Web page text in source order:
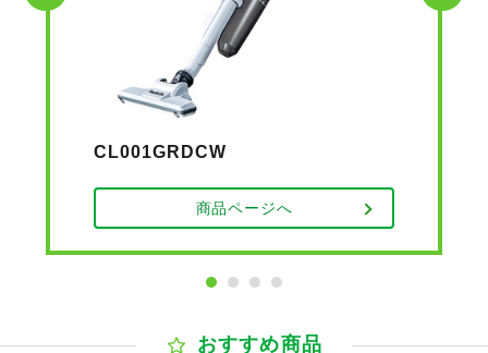
CL001GRDCW
商品ページへ
おすすめ商品